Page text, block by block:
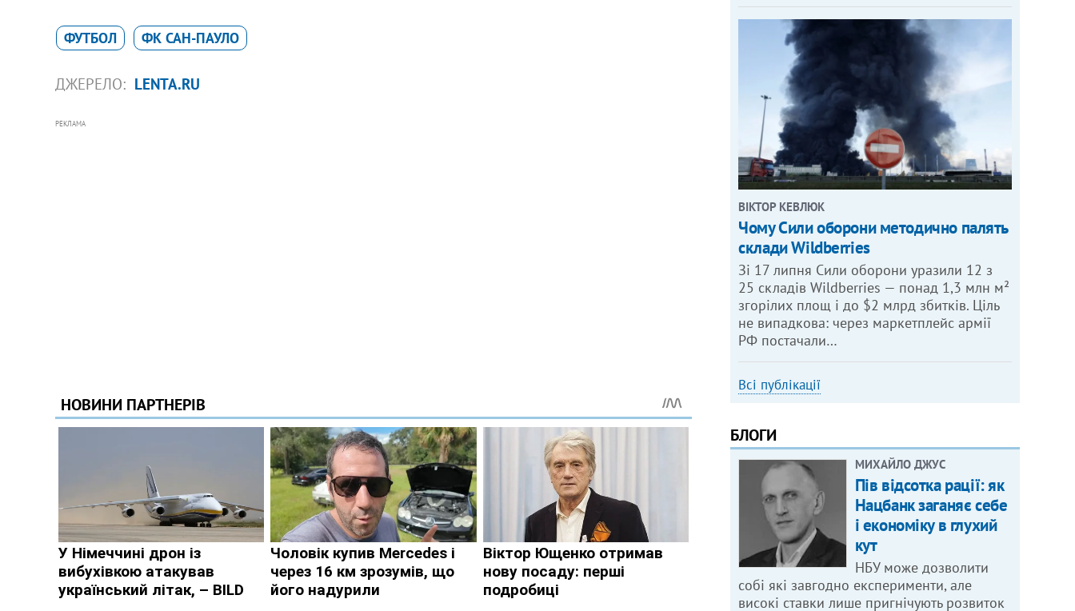
ФУТБОЛ ФК САН-ПАУЛО
ДЖЕРЕЛО: LENTA.RU
РЕКЛАМА
ВІКТОР КЕВЛЮК
Чому Сили оборони методично палять
склади Wildberries
Зі 17 липня Сили оборони уразили 12 з
25 складів Wildberries — понад 1,3 млн м²
згорілих площ і до $2 млрд збитків. Ціль
не випадкова: через маркетплейс армії
РФ постачали…
Всі публікації
БЛОГИ
МИХАЙЛО ДЖУС
Пів відсотка рації: як
Нацбанк заганяє себе
і економіку в глухий
кут
НБУ може дозволити
собі які завгодно експерименти, але
високі ставки лише пригнічують розвиток